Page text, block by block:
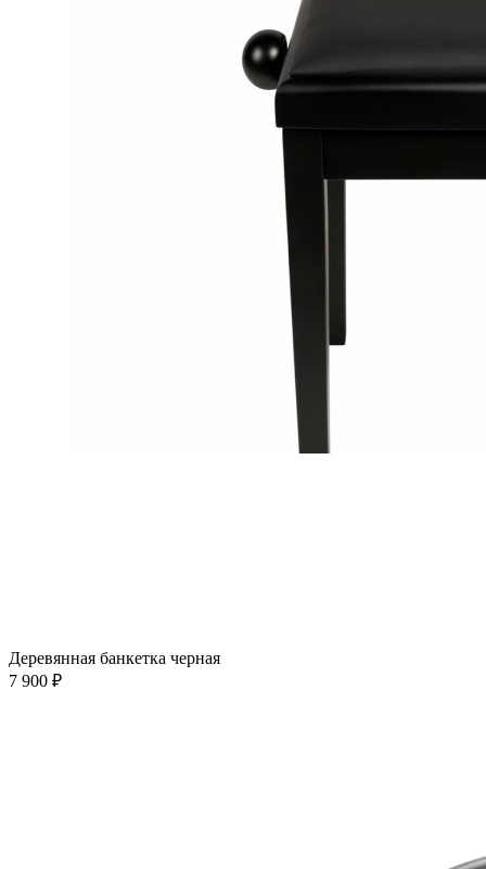
Деревянная банкетка черная
7 900 ₽